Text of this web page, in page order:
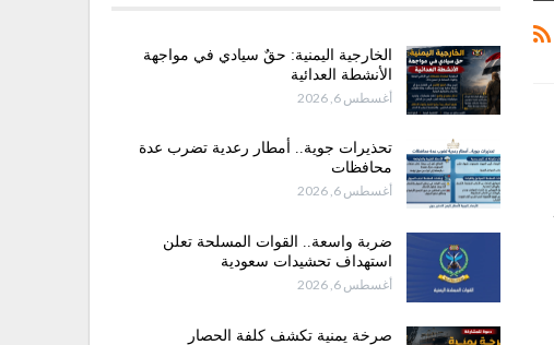
الخارجية اليمنية: حقٌ سيادي في مواجهة
الأنشطة العدائية
أغسطس 6, 2026
تحذيرات جوية.. أمطار رعدية تضرب عدة
محافظات
أغسطس 6, 2026
ضربة واسعة.. القوات المسلحة تعلن
استهداف تحشيدات سعودية
أغسطس 6, 2026
صرخة يمنية تكشف كلفة الحصار